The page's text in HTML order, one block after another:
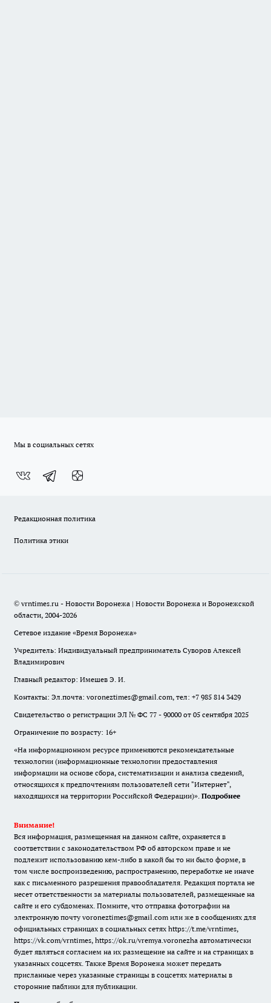
Мы в социальных сетях
Редакционная политика
Политика этики
© vrntimes.ru - Новости Воронежа | Новости Воронежа и Воронежской
области, 2004-2026
Сетевое издание «Время Воронежа»
Учредитель: Индивидуальный предприниматель Суворов Алексей
Владимирович
Главный редактор: Имешев Э. И.
Контакты: Эл.почта: voroneztimes@gmail.com, тел: +7 985 814 3429
Свидетельство о регистрации ЭЛ № ФС 77 - 90000 от 05 сентября 2025
Ограничение по возрасту: 16+
«На информационном ресурсе применяются рекомендательные
технологии (информационные технологии предоставления
информации на основе сбора, систематизации и анализа сведений,
относящихся к предпочтениям пользователей сети "Интернет",
находящихся на территории Российской Федерации)». Подробнее
Внимание!
Вся информация, размещенная на данном сайте, охраняется в
соответствии с законодательством РФ об авторском праве и не
подлежит использованию кем-либо в какой бы то ни было форме, в
том числе воспроизведению, распространению, переработке не иначе
как с письменного разрешения правообладателя. Редакция портала не
несет ответственности за материалы пользователей, размещенные на
сайте и его субдоменах. Помните, что отправка фотографии на
электронную почту voroneztimes@gmail.com или же в сообщениях для
официальных страницах в социальных сетях https://t.me/vrntimes,
https://vk.com/vrntimes, https://ok.ru/vremya.voronezha автоматически
будет являться согласием на их размещение на сайте и на страницах в
указанных соцсетях. Также Время Воронежа может передать
присланные через указанные страницы в соцсетях материалы в
сторонние паблики для публикации.